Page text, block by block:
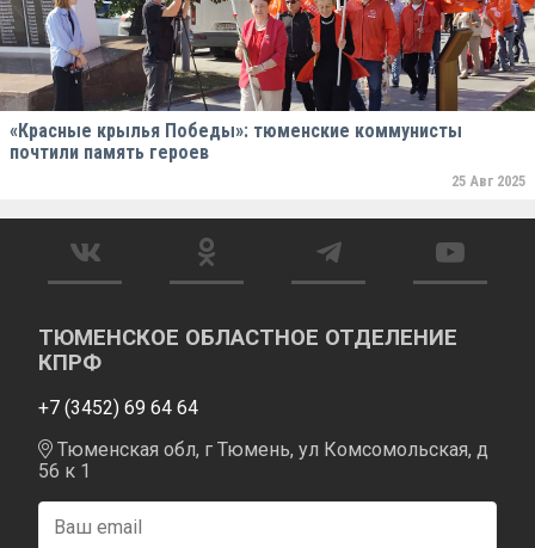
«Красные крылья Победы»: тюменские коммунисты
почтили память героев
25 Авг 2025
ТЮМЕНСКОЕ ОБЛАСТНОЕ ОТДЕЛЕНИЕ
КПРФ
+7 (3452) 69 64 64
Тюменская обл, г Тюмень, ул Комсомольская, д
56 к 1